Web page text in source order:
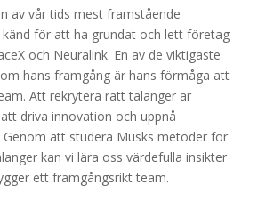
av vår tids mest framstående
för att ha grundat och lett företag
och Neuralink. En av de viktigaste
hans framgång är hans förmåga att
Att rekrytera rätt talanger är
driva innovation och uppnå
Genom att studera Musks metoder för
kan vi lära oss värdefulla insikter
ett framgångsrikt team.